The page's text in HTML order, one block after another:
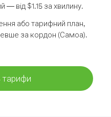
— від $1.15 за хвилину.
або тарифний план,
за кордон (Самоа).
тарифи